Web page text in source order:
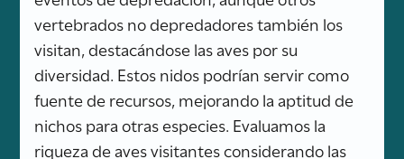
vertebrados no depredadores también los
visitan, destacándose las aves por su
diversidad. Estos nidos podrían servir como
fuente de recursos, mejorando la aptitud de
nichos para otras especies. Evaluamos la
riqueza de aves visitantes considerando las